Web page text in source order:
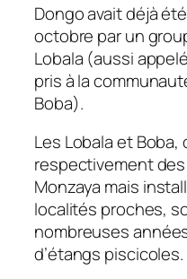
Dongo avait déjà
octobre par un
Lobala (aussi
pris à la
Boba).
Les Lobala et Boba,
respectivement
Monzaya mais
localités proches,
nombreuses
d’étangs piscicoles.